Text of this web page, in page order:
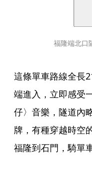
福隆端北口
這條單車路線全長
端進入，立即感受
仔〉音樂，隧道內
牌，有種穿越時空
福隆到石門，騎單